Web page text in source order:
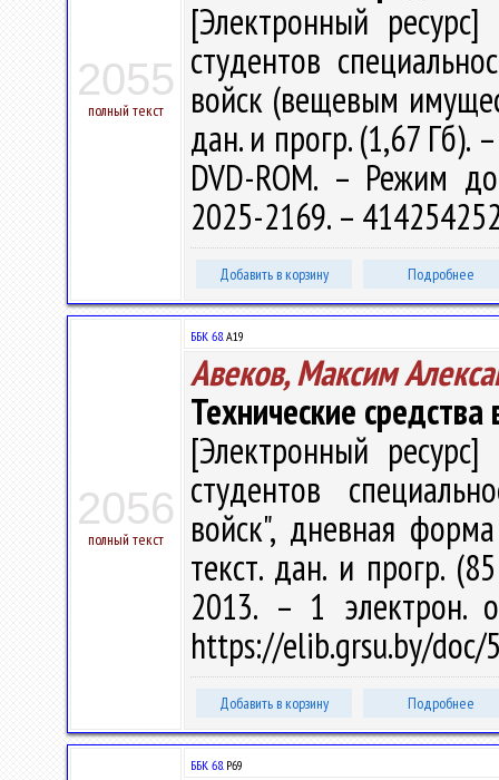
2055
полный текст
[Электронный
студентов
войск (вещевым
дан. и прогр. (1,67 Гб).
DVD-ROM. – Режим
2025-2169. –
Добавить в корзину Подробнее
2056
полный текст
ББК 68.А19
Авеков, Максим
Технические
[Электронный
студентов
войск", дневная
текст. дан. и прогр.
2013. – 1 электрон.
https://elib.grsu.by/doc/
Добавить в корзину Подробнее
ББК 68.Р69